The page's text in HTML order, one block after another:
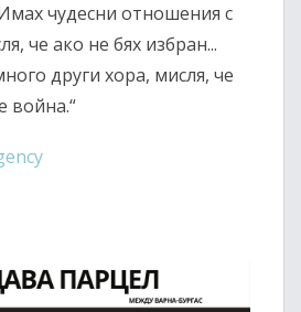
чудесни отношения с
че ако не бях избран...
други хора, мисля, че
война.“